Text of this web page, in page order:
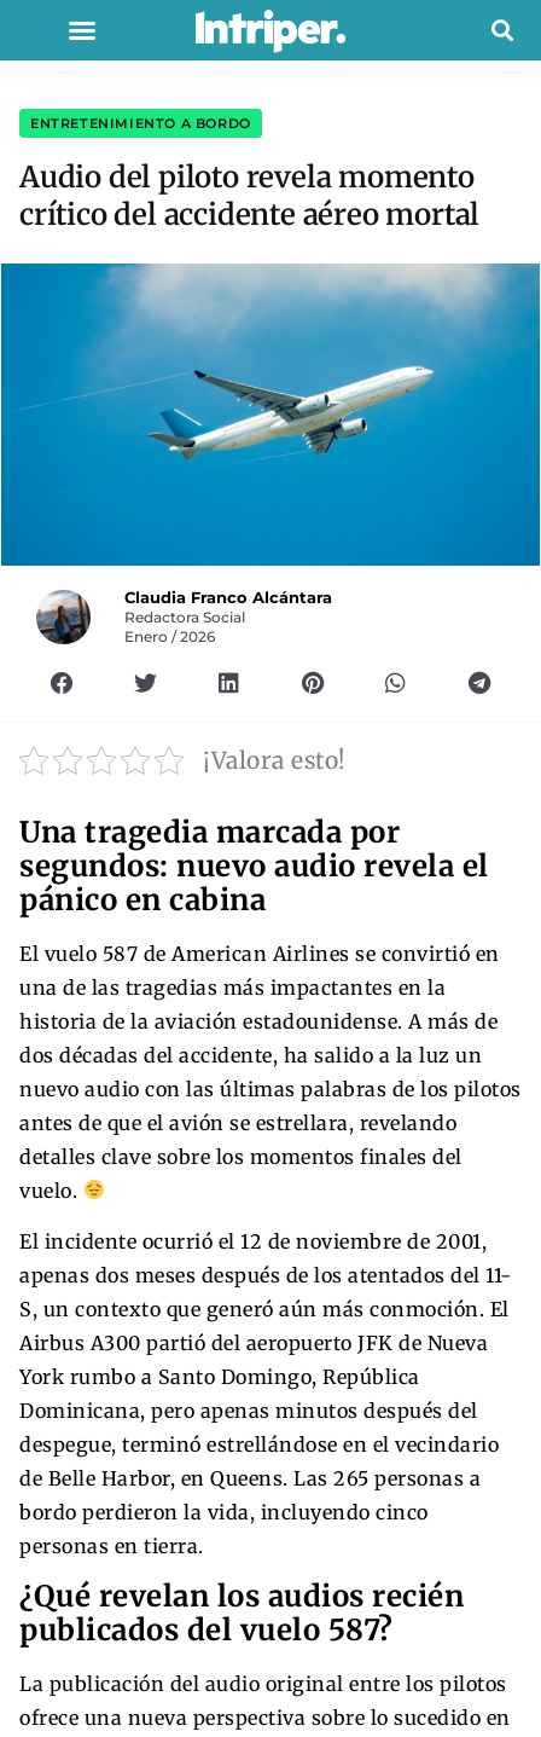
ENTRETENIMIENTO A BORDO
Audio del piloto revela momento
crítico del accidente aéreo mortal
Claudia Franco Alcántara
Redactora Social
Enero / 2026
¡Valora esto!
Una tragedia marcada por
segundos: nuevo audio revela el
pánico en cabina
El vuelo 587 de American Airlines se convirtió en
una de las tragedias más impactantes en la
historia de la aviación estadounidense. A más de
dos décadas del accidente, ha salido a la luz un
nuevo audio con las últimas palabras de los pilotos
antes de que el avión se estrellara, revelando
detalles clave sobre los momentos finales del
vuelo.
El incidente ocurrió el 12 de noviembre de 2001,
apenas dos meses después de los atentados del 11-
S, un contexto que generó aún más conmoción. El
Airbus A300 partió del aeropuerto JFK de Nueva
York rumbo a Santo Domingo, República
Dominicana, pero apenas minutos después del
despegue, terminó estrellándose en el vecindario
de Belle Harbor, en Queens. Las 265 personas a
bordo perdieron la vida, incluyendo cinco
personas en tierra.
¿Qué revelan los audios recién
publicados del vuelo 587?
La publicación del audio original entre los pilotos
ofrece una nueva perspectiva sobre lo sucedido en